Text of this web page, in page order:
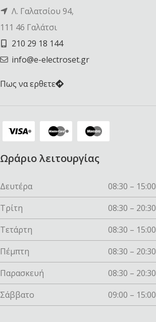
Λ. Γαλατσίου 94,
111 46 Γαλάτσι
210 29 18 144
info@e-electroset.gr
Πως να ερθετε
Ωράριο λειτουργίας
Δευτέρα
08:30 – 15:00
Τρίτη
08:30 – 20:30
Τετάρτη
08:30 – 15:00
Πέμπτη
08:30 – 20:30
Παρασκευή
08:30 – 20:30
Σάββατο
09:00 – 15:00